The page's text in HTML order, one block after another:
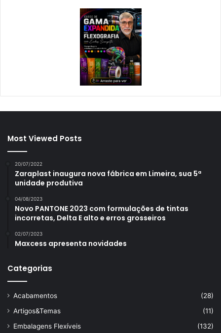
Most Viewed Posts
20/07/2022
Zaraplast inaugura nova fábrica em Limeira, sua 5ª
unidade produtiva
04/08/2023
Novo PANTONE 2023 com formulações de tintas
incorretas, Delta E alto e erros grosseiros
02/07/2023
Maxcess apresenta novidades
Categorias
Acabamentos
(28)
Artigos&Temas
(11)
Embalagens Flexíveis
(132)